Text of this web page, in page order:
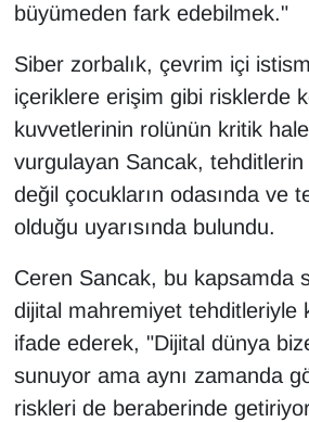
büyümeden fark edebilmek."
Siber zorbalık, çevrim içi
içeriklere erişim gibi risklerde
kuvvetlerinin rolünün kritik
vurgulayan Sancak, tehditlerin
değil çocukların odasında ve
olduğu uyarısında bulundu.
Ceren Sancak, bu kapsamda
dijital mahremiyet tehditleriyle
ifade ederek, "Dijital dünya
sunuyor ama aynı zamanda
riskleri de beraberinde